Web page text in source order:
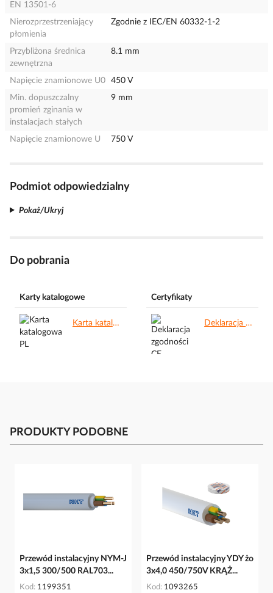
EN 13501-6
Nierozprzestrzeniający
płomienia
Zgodnie z IEC/EN 60332-1-2
Przybliżona średnica
zewnętrzna
8.1 mm
Napięcie znamionowe U0
450 V
Min. dopuszczalny
promień zginania w
instalacjach stałych
9 mm
Napięcie znamionowe U 750 V
Podmiot odpowiedzialny
Pokaż/Ukryj
Do pobrania
Karty katalogowe
Karta katalogowa PL.pdf
Certyfikaty
Deklaracja zgodności CE.pdf
PRODUKTY PODOBNE
Przewód instalacyjny NYM-J
3x1,5 300/500 RAL703...
Kod 1199351
Przewód instalacyjny YDY żo
3x4,0 450/750V KRĄŻ...
Kod 1093265